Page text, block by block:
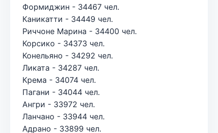
Формиджин - 34467 чел.
Каникатти - 34449 чел.
Риччоне Марина - 34400 чел.
Корсико - 34373 чел.
Конельяно - 34292 чел.
Ликата - 34287 чел.
Крема - 34074 чел.
Пагани - 34044 чел.
Ангри - 33972 чел.
Ланчано - 33944 чел.
Адрано - 33899 чел.